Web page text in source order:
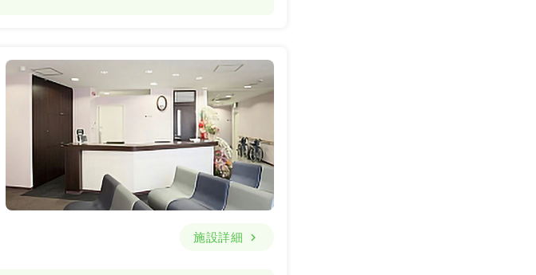
一般＋療養
一時募集休止
気になる 詳細を見る
施設詳細